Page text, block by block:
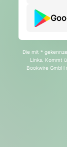
Die mit *
Links. Kommt
Bookwire